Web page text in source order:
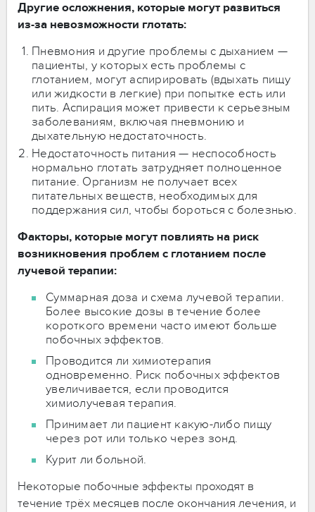
Другие осложнения, которые могут развиться
из-за невозможности глотать:
Пневмония и другие проблемы с дыханием —
пациенты, у которых есть проблемы с
глотанием, могут аспирировать (вдыхать пищу
или жидкости в легкие) при попытке есть или
пить. Аспирация может привести к серьезным
заболеваниям, включая пневмонию и
дыхательную недостаточность.
Недостаточность питания — неспособность
нормально глотать затрудняет полноценное
питание. Организм не получает всех
питательных веществ, необходимых для
поддержания сил, чтобы бороться с болезнью.
Факторы, которые могут повлиять на риск
возникновения проблем с глотанием после
лучевой терапии:
Суммарная доза и схема лучевой терапии.
Более высокие дозы в течение более
короткого времени часто имеют больше
побочных эффектов.
Проводится ли химиотерапия
одновременно. Риск побочных эффектов
увеличивается, если проводится
химиолучевая терапия.
Принимает ли пациент какую-либо пищу
через рот или только через зонд.
Курит ли больной.
Некоторые побочные эффекты проходят в
течение трёх месяцев после окончания лечения, и